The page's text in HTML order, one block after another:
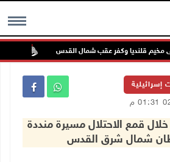
MENU
إسرائيلية
خلال قمع الاحتلال مسيرة منددة
شمال شرق القدس